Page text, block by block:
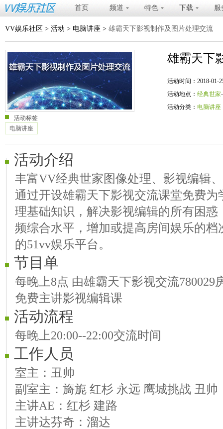
首页 频道 特色 下载 服
VV娱乐社区 > 活动 > 电脑讲座 > 雄霸天下影视制作及图片处理交流
雄霸天下
活动时间：2018-01-
活动地点： 经典世家
活动分类： 电脑讲座
活动标签
电脑讲座
活动介绍
丰富VV经典世家图像处理、影视编辑
通过开设雄霸天下影视交流课堂免费
理基础知识，解决影视编辑的所有困
频综合水平，增加或提高房间娱乐的
的51vv娱乐平台。
节目单
每晚上8点 由雄霸天下影视交流780029
免费主讲影视编辑课
活动流程
每晚上20:00--22:00交流时间
工作人员
室主：丑帅
副室主：旖旎 红杉 永远 鹰城挑战 丑帅
主讲AE：红杉 建路
主讲达芬奇：溜达